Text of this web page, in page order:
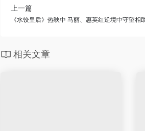
上一篇
《水饺皇后》热映中 马丽、惠英红逆境中守望相
相关文章